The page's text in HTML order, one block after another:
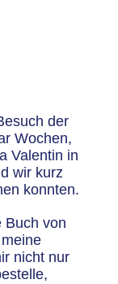
der
Wochen,
Valentin in
wir kurz
konnten.
Buch von
nicht nur